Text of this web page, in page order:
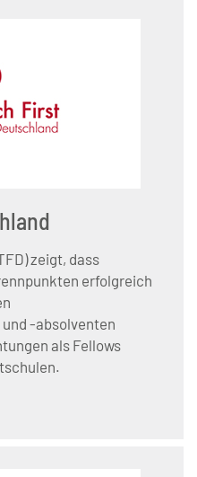
zeigt, dass
erfolgreich
-absolventen
als Fellows